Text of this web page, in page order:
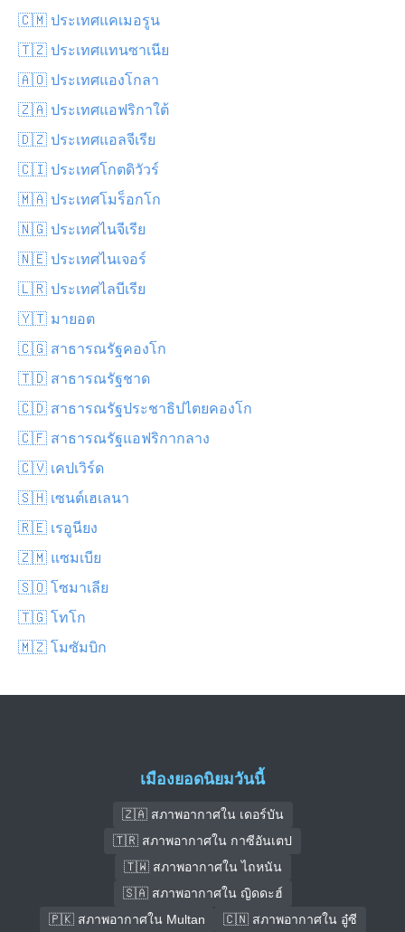
🇨🇲 ประเทศแคเมอรูน
🇹🇿 ประเทศแทนซาเนีย
🇦🇴 ประเทศแองโกลา
🇿🇦 ประเทศแอฟริกาใต้
🇩🇿 ประเทศแอลจีเรีย
🇨🇮 ประเทศโกตดิวัวร์
🇲🇦 ประเทศโมร็อกโก
🇳🇬 ประเทศไนจีเรีย
🇳🇪 ประเทศไนเจอร์
🇱🇷 ประเทศไลบีเรีย
🇾🇹 มายอต
🇨🇬 สาธารณรัฐคองโก
🇹🇩 สาธารณรัฐชาด
🇨🇩 สาธารณรัฐประชาธิปไตยคองโก
🇨🇫 สาธารณรัฐแอฟริกากลาง
🇨🇻 เคปเวิร์ด
🇸🇭 เซนต์เฮเลนา
🇷🇪 เรอูนียง
🇿🇲 แซมเบีย
🇸🇴 โซมาเลีย
🇹🇬 โทโก
🇲🇿 โมซัมบิก
เมืองยอดนิยมวันนี้
🇿🇦 สภาพอากาศใน เดอร์บัน
🇹🇷 สภาพอากาศใน กาซีอันเตป
🇹🇼 สภาพอากาศใน ไถหนัน
🇸🇦 สภาพอากาศใน ญิดดะฮ์
🇵🇰 สภาพอากาศใน Multan
🇨🇳 สภาพอากาศใน อู๋ซี